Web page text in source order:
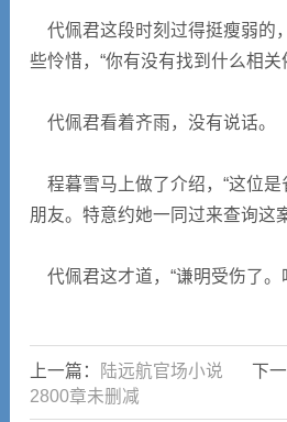
代佩君这段时刻过得挺瘦弱的
些怜惜，“你有没有找到什么相关
代佩君看着齐雨，没有说话。
程暮雪马上做了介绍，“这位是
朋友。特意约她一同过来查询这
代佩君这才道，“谦明受伤了。
上一篇：
陆远航官场小说
2800章未删减
下一